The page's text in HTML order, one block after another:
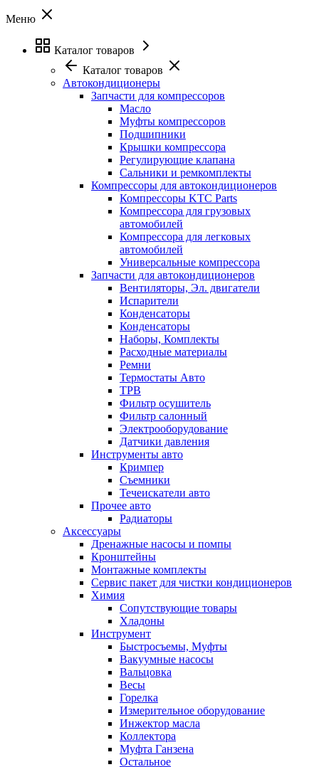
Меню
Каталог товаров
Каталог товаров
Автокондиционеры
Запчасти для компрессоров
Масло
Муфты компрессоров
Подшипники
Крышки компрессора
Регулирующие клапана
Сальники и ремкомплекты
Компрессоры для автокондиционеров
Компрессоры KTC Parts
Компрессора для грузовых
автомобилей
Компрессора для легковых
автомобилей
Универсальные компрессора
Запчасти для автокондиционеров
Вентиляторы, Эл. двигатели
Испарители
Конденсаторы
Конденсаторы
Наборы, Комплекты
Расходные материалы
Ремни
Термостаты Авто
ТРВ
Фильтр осушитель
Фильтр салонный
Электрооборудование
Датчики давления
Инструменты авто
Кримпер
Съемники
Течеискатели авто
Прочее авто
Радиаторы
Аксессуары
Дренажные насосы и помпы
Кронштейны
Монтажные комплекты
Сервис пакет для чистки кондиционеров
Химия
Сопутствующие товары
Хладоны
Инструмент
Быстросъемы, Муфты
Вакуумные насосы
Вальцовка
Весы
Горелка
Измерительное оборудование
Инжектор масла
Коллектора
Муфта Ганзена
Остальное